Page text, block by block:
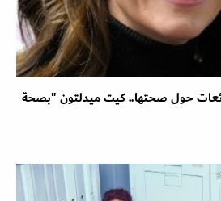
حول صحتها.. كيت ميدلتون "بصحة